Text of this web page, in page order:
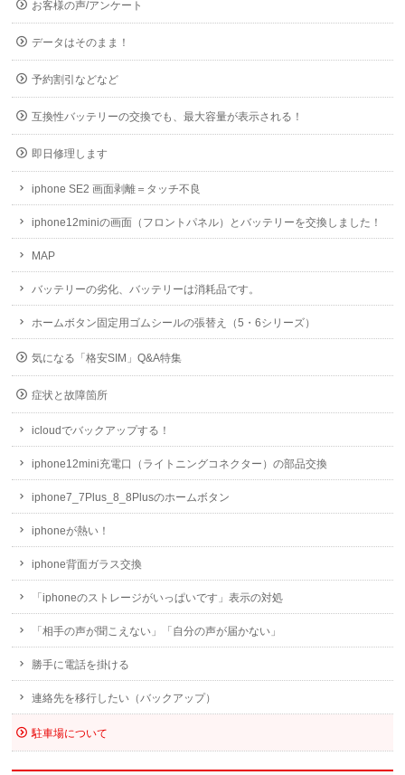
お客様の声/アンケート
データはそのまま！
予約割引などなど
互換性バッテリーの交換でも、最大容量が表示される！
即日修理します
iphone SE2 画面剥離＝タッチ不良
iphone12miniの画面（フロントパネル）とバッテリーを交換しました！
MAP
バッテリーの劣化、バッテリーは消耗品です。
ホームボタン固定用ゴムシールの張替え（5・6シリーズ）
気になる「格安SIM」Q&A特集
症状と故障箇所
icloudでバックアップする！
iphone12mini充電口（ライトニングコネクター）の部品交換
iphone7_7Plus_8_8Plusのホームボタン
iphoneが熱い！
iphone背面ガラス交換
「iphoneのストレージがいっぱいです」表示の対処
「相手の声が聞こえない」「自分の声が届かない」
勝手に電話を掛ける
連絡先を移行したい（バックアップ）
駐車場について